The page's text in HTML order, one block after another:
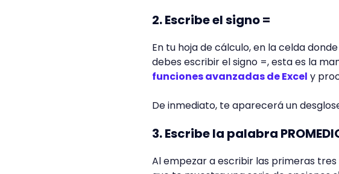
2. Escribe el signo =
En tu hoja de cálculo, en la celda
debes escribir el signo =, esta es la
funciones avanzadas de Excel y
De inmediato, te aparecerá un
3. Escribe la palabra
Al empezar a escribir las primeras tres